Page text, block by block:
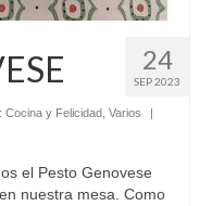
24
SEP 2023
Cocina y Felicidad Varios
el Pesto Genovese
nuestra mesa. Como